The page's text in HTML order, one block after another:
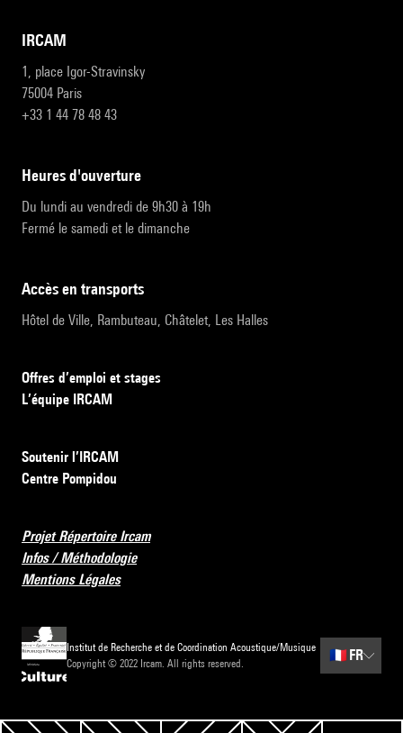
IRCAM
1, place Igor-Stravinsky
75004 Paris
+33 1 44 78 48 43
heures d'ouverture
Du lundi au vendredi de 9h30 à 19h
Fermé le samedi et le dimanche
accès en transports
Hôtel de Ville, Rambuteau, Châtelet, Les Halles
Offres d’emploi et stages
L’équipe IRCAM
Soutenir l’IRCAM
Centre Pompidou
Projet Répertoire Ircam
Infos / Méthodologie
Mentions Légales
Institut de Recherche et de Coordination Acoustique/Musique
Copyright © 2022 Ircam. All rights reserved.
🇫🇷 FR